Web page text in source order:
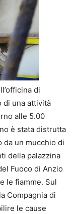
di
di una attività
alle 5.00
è stata distrutta
da un mucchio di
della palazzina
Fuoco di Anzio
le fiamme. Sul
Compagnia di
le cause